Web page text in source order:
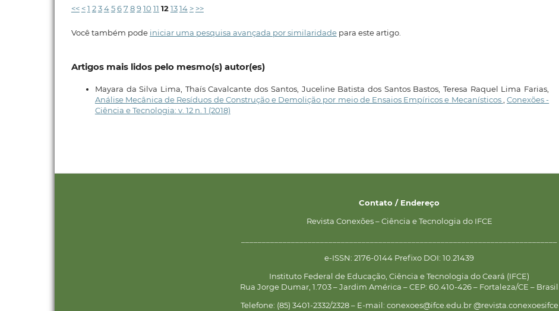
<< <1 234567 8910 11 121314 > >>
Você também pode iniciar uma pesquisa avançada por similaridadepara este artigo.
Artigos mais lidos pelo mesmo(s) autor(es)
Mayara da Silva Lima, Thaís Cavalcante dos Santos, Juceline Batista dos Santos Bastos, Teresa Raquel Lima Farias,
Análise Mecânica de Resíduos de Construção e Demolição por meio de Ensaios Empíricos e Mecanísticos Conexões -
Ciência e Tecnologia: v. 12 n. 1 (2018)
Contato / Endereço
Revista Conexões – Ciência e Tecnologia do IFCE
e-ISSN: 2176-0144 Prefixo DOI: 10.21439
Instituto Federal de Educação, Ciência e Tecnologia do Ceará (IFCE)
Rua Jorge Dumar, 1.703 – Jardim América – CEP: 60.410-426 – Fortaleza/CE – Brasil
Telefone: (85) 3401-2332/2328 – E-mail: conexoes@ifce.edu.br @revista.conexoesifce